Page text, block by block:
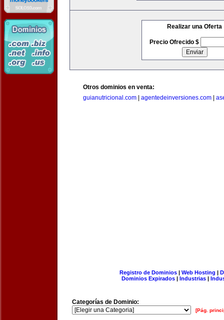
Realizar una Oferta
Precio Ofrecido $
Otros dominios en venta:
guianutricional.com
agentedeinversiones.com
Registro de Dominios| Web Hosting |
Dominios Expirados | Industrias |
Categorías de Dominio:
[Pág.